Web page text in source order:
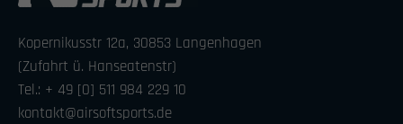
Kopernikusstr 12a, 30853 Langenhagen
(Zufahrt ü. Hanseatenstr)
Tel.: + 49 [0] 511 984 229 10
kontakt@airsoftsports.de